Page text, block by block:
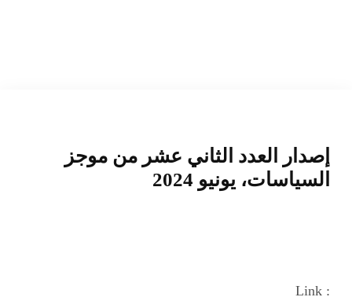
إصدار العدد الثاني عشر من موجز
السياسات، يونيو 2024
Link :